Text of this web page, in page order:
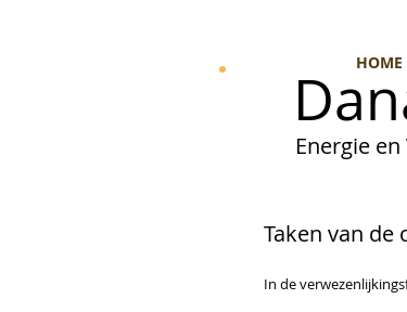
Energie en
HOME
Taken van
In de